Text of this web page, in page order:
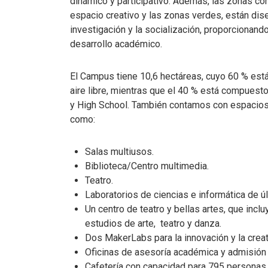
espacio creativo y las zonas verdes, están
investigación y la socialización,
desarrollo académico.
El Campus tiene 10,6 hectáreas, cuyo 60 %
aire libre, mientras que el 40 % está
y High School. También contamos con
como:
Salas multiusos.
Biblioteca/Centro multimedia.
Teatro.
Laboratorios de ciencias e informática de
Un centro de teatro y bellas artes, que
estudios de arte, teatro y danza.
Dos MakerLabs para la innovación y la
Oficinas de asesoría académica y